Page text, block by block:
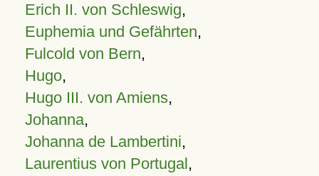
Erich II. von Schleswig,
Euphemia und Gefährten,
Fulcold von Bern,
Hugo,
Hugo III. von Amiens,
Johanna,
Johanna de Lambertini,
Laurentius von Portugal,